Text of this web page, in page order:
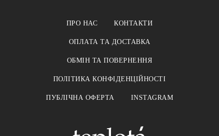
ПРО НАС КОНТАКТИ
ОПЛАТА ТА ДОСТАВКА
ОБМІН ТА ПОВЕРНЕННЯ
ПОЛІТИКА КОНФІДЕНЦІЙНОСТІ
ПУБЛІЧНА ОФЕРТА INSTAGRAM